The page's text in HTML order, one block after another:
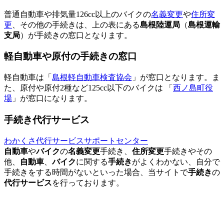
普通自動車や排気量126cc以上のバイクの名義変更や住所変
更 、その他の手続きは、上の表にある島根陸運局 （島根運輸
支局）が手続きの窓口となります。
軽自動車や原付の手続きの窓口
軽自動車は「 島根軽自動車検査協会 」が窓口となります。ま
た、原付や原付2種など125cc以下のバイクは 「 西ノ島町役
場 」が窓口になります。
手続き代行サービス
わかくさ代行サービスサポートセンター
自動車やバイクの名義変更手続き、 住所変更手続きやその
他、
自動車 、バイクに関する手続きがよくわかない、自分で
手続きをする時間がないといった場合、当サイトで手続きの
代行サービスを行っております。